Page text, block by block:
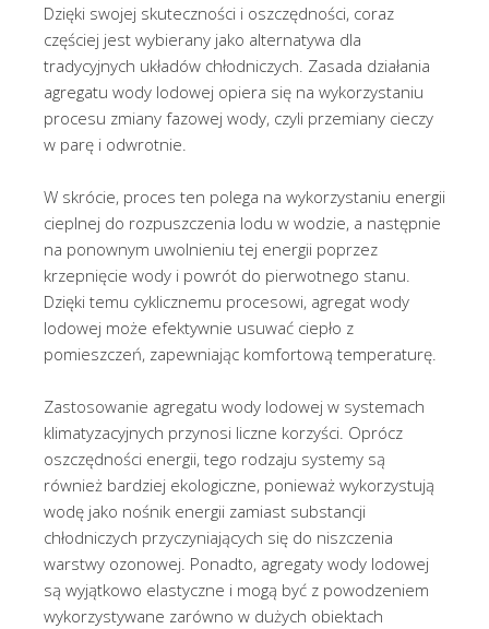
Dzięki swojej skuteczności i oszczędności, coraz
częściej jest wybierany jako alternatywa dla
tradycyjnych układów chłodniczych. Zasada działania
agregatu wody lodowej opiera się na wykorzystaniu
procesu zmiany fazowej wody, czyli przemiany cieczy
w parę i odwrotnie.
W skrócie, proces ten polega na wykorzystaniu energii
cieplnej do rozpuszczenia lodu w wodzie, a następnie
na ponownym uwolnieniu tej energii poprzez
krzepnięcie wody i powrót do pierwotnego stanu.
Dzięki temu cyklicznemu procesowi, agregat wody
lodowej może efektywnie usuwać ciepło z
pomieszczeń, zapewniając komfortową temperaturę.
Zastosowanie agregatu wody lodowej w systemach
klimatyzacyjnych przynosi liczne korzyści. Oprócz
oszczędności energii, tego rodzaju systemy są
również bardziej ekologiczne, ponieważ wykorzystują
wodę jako nośnik energii zamiast substancji
chłodniczych przyczyniających się do niszczenia
warstwy ozonowej. Ponadto, agregaty wody lodowej
są wyjątkowo elastyczne i mogą być z powodzeniem
wykorzystywane zarówno w dużych obiektach